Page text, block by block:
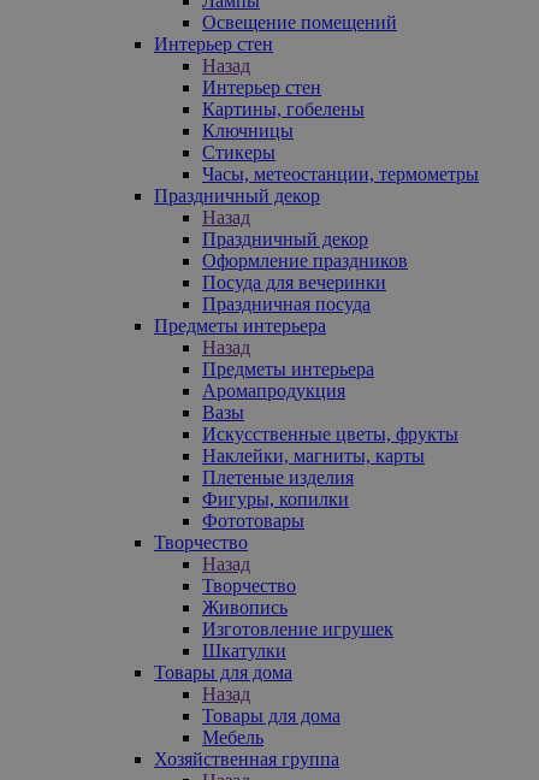
Освещение помещений
Интерьер стен
Назад
Интерьер стен
Картины, гобелены
Ключницы
Стикеры
Часы, метеостанции, термометры
Праздничный декор
Назад
Праздничный декор
Оформление праздников
Посуда для вечеринки
Праздничная посуда
Предметы интерьера
Назад
Предметы интерьера
Аромапродукция
Вазы
Искусственные цветы, фрукты
Наклейки, магниты, карты
Плетеные изделия
Фигуры, копилки
Фототовары
Творчество
Назад
Творчество
Живопись
Изготовление игрушек
Шкатулки
Товары для дома
Назад
Товары для дома
Мебель
Хозяйственная группа